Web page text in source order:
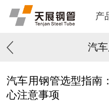
产
汽
汽车用钢管选型指南
心注意事项